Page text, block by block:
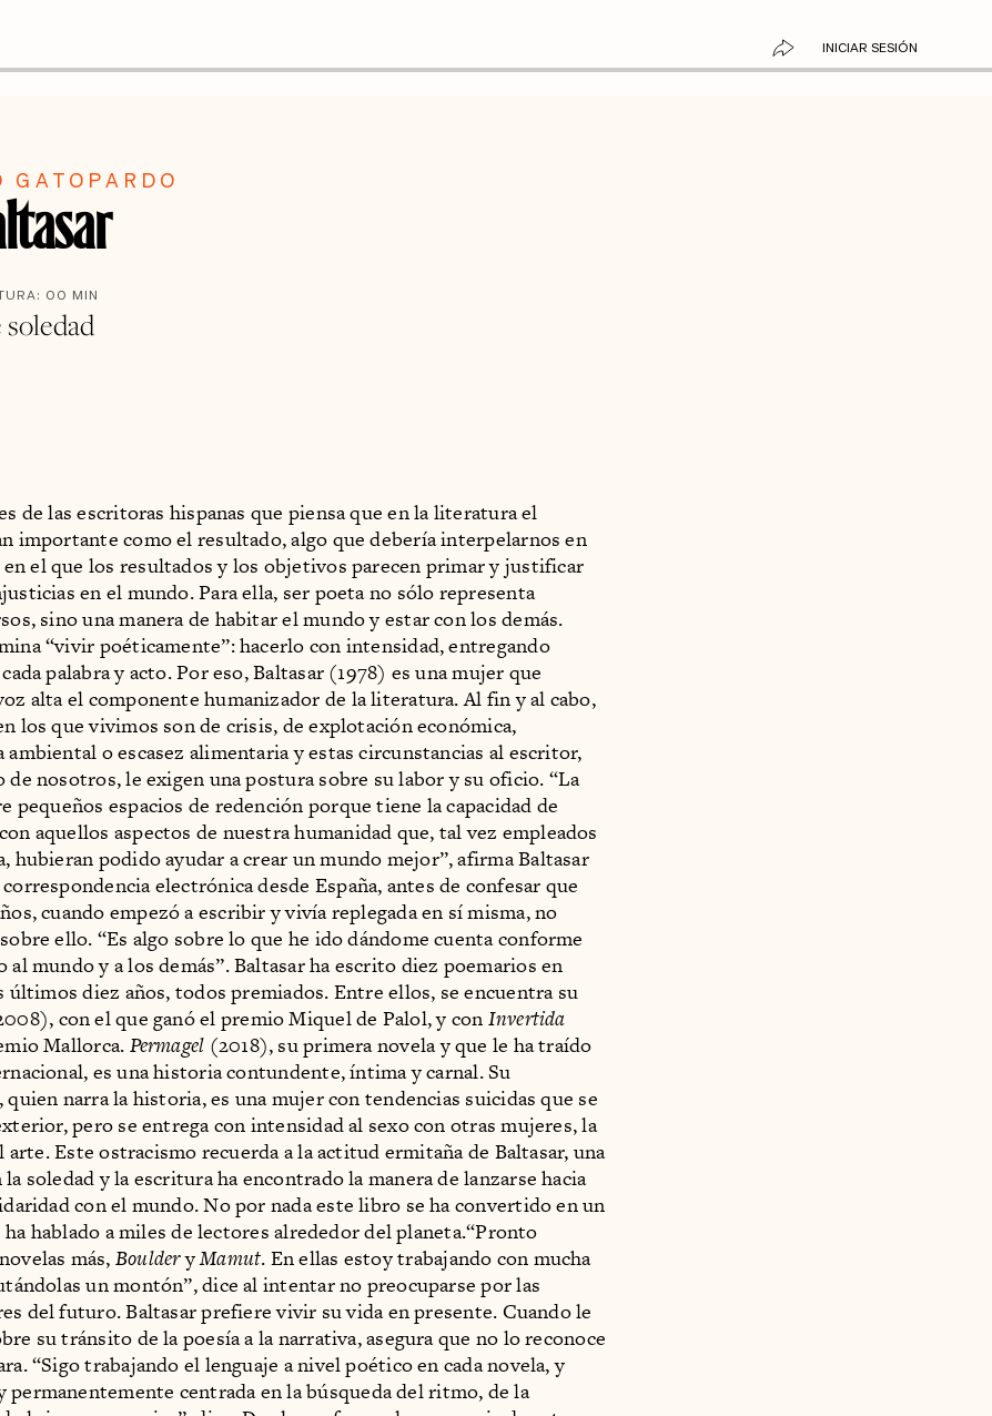
INICIAR SESIÓN
GATOPARDO
00 MIN
de las escritoras hispanas que piensa que en la literatura el
importante como el resultado, algo que debería interpelarnos en
el que los resultados y los objetivos parecen primar y justificar
en el mundo. Para ella, ser poeta no sólo representa
sino una manera de habitar el mundo y estar con los demás.
“vivir poéticamente”: hacerlo con intensidad, entregando
palabra y acto. Por eso, Baltasar (1978) es una mujer que
alta el componente humanizador de la literatura. Al fin y al cabo,
los que vivimos son de crisis, de explotación económica,
ambiental o escasez alimentaria y estas circunstancias al escritor,
de nosotros, le exigen una postura sobre su labor y su oficio. “La
pequeños espacios de redención porque tiene la capacidad de
aquellos aspectos de nuestra humanidad que, tal vez empleados
hubieran podido ayudar a crear un mundo mejor”, afirma Baltasar
electrónica desde España, antes de confesar que
cuando empezó a escribir y vivía replegada en sí misma, no
ello. “Es algo sobre lo que he ido dándome cuenta conforme
al mundo y a los demás”. Baltasar ha escrito diez poemarios en
últimos diez años, todos premiados. Entre ellos, se encuentra su
con el que ganó el premio Miquel de Palol, y con Invertida
Mallorca.Permagel (2018), su primera novela y que le ha traído
es una historia contundente, íntima y carnal. Su
narra la historia, es una mujer con tendencias suicidas que se
pero se entrega con intensidad al sexo con otras mujeres, la
Este ostracismo recuerda a la actitud ermitaña de Baltasar, una
soledad y la escritura ha encontrado la manera de lanzarse hacia
con el mundo. No por nada este libro se ha convertido en un
hablado a miles de lectores alrededor del planeta.“Pronto
más,BoulderyMamut. En ellas estoy trabajando con mucha
un montón”, dice al intentar no preocuparse por las
del futuro. Baltasar prefiere vivir su vida en presente. Cuando le
su tránsito de la poesía a la narrativa, asegura que no lo reconoce
“Sigo trabajando el lenguaje a nivel poético en cada novela, y
permanentemente centrada en la búsqueda del ritmo, de la